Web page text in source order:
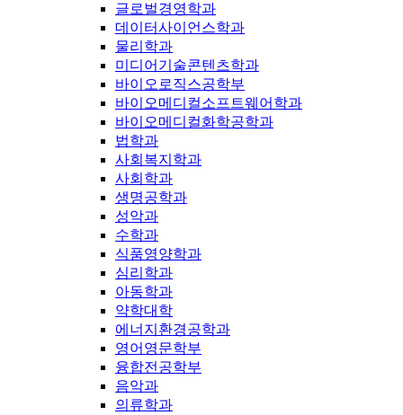
글로벌경영학과
데이터사이언스학과
물리학과
미디어기술콘텐츠학과
바이오로직스공학부
바이오메디컬소프트웨어학과
바이오메디컬화학공학과
법학과
사회복지학과
사회학과
생명공학과
성악과
수학과
식품영양학과
심리학과
아동학과
약학대학
에너지환경공학과
영어영문학부
융합전공학부
음악과
의류학과